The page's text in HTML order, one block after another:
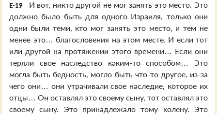
E-19
И вот, никто другой не мог занять это место. Это
должно было быть для одного Израиля, только они
одни были теми, кто мог занять это место, и тем не
менее это… благословения на этом месте. И если тот
или другой на протяжении этого времени… Если они
теряли свое наследство каким-то способом… Это
могла быть бедность, могло быть что-то другое, из-за
чего они… они утрачивали свое наследие, которое их
отцы… Он оставлял это своему сыну, тот оставлял это
своему сыну. Это принадлежало тому колену. Это